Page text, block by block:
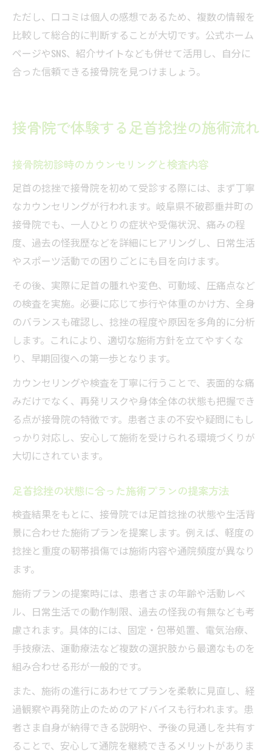
ただし、口コミは個人の感想であるため、複数の情報を
比較して総合的に判断することが大切です。公式ホーム
ページやSNS、紹介サイトなども併せて活用し、自分に
合った信頼できる接骨院を見つけましょう。
接骨院で体験する足首捻挫の施術流れ
接骨院初診時のカウンセリングと検査内容
足首の捻挫で接骨院を初めて受診する際には、まず丁寧
なカウンセリングが行われます。岐阜県不破郡垂井町の
接骨院でも、一人ひとりの症状や受傷状況、痛みの程
度、過去の怪我歴などを詳細にヒアリングし、日常生活
やスポーツ活動での困りごとにも目を向けます。
その後、実際に足首の腫れや変色、可動域、圧痛点など
の検査を実施。必要に応じて歩行や体重のかけ方、全身
のバランスも確認し、捻挫の程度や原因を多角的に分析
します。これにより、適切な施術方針を立てやすくな
り、早期回復への第一歩となります。
カウンセリングや検査を丁寧に行うことで、表面的な痛
みだけでなく、再発リスクや身体全体の状態も把握でき
る点が接骨院の特徴です。患者さまの不安や疑問にもし
っかり対応し、安心して施術を受けられる環境づくりが
大切にされています。
足首捻挫の状態に合った施術プランの提案方法
検査結果をもとに、接骨院では足首捻挫の状態や生活背
景に合わせた施術プランを提案します。例えば、軽度の
捻挫と重度の靭帯損傷では施術内容や通院頻度が異なり
ます。
施術プランの提案時には、患者さまの年齢や活動レベ
ル、日常生活での動作制限、過去の怪我の有無なども考
慮されます。具体的には、固定・包帯処置、電気治療、
手技療法、運動療法など複数の選択肢から最適なものを
組み合わせる形が一般的です。
また、施術の進行にあわせてプランを柔軟に見直し、経
過観察や再発防止のためのアドバイスも行われます。患
者さま自身が納得できる説明や、予後の見通しを共有す
ることで、安心して通院を継続できるメリットがありま